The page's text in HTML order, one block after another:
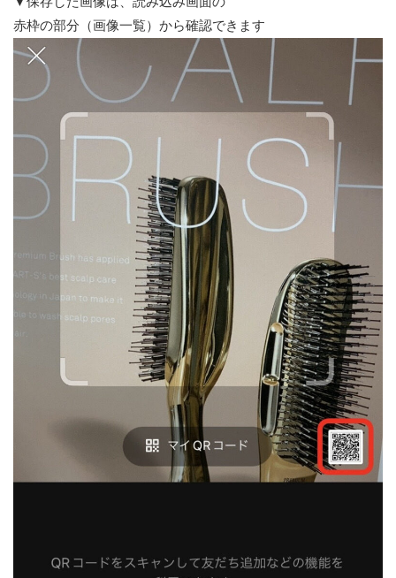
赤枠の部分（画像一覧）から確認できます